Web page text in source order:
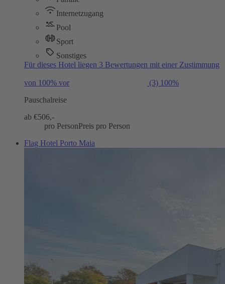
Internetzugang
Pool
Sport
Sonstiges
Für dieses Hotel liegen 3 Bewertungen mit einer Zustimmung
von 100% vor (3) 100%
Pauschalreise
ab €506,-
pro PersonPreis pro Person
Flag Hotel Porto Maia